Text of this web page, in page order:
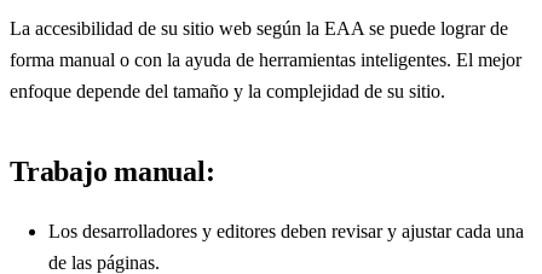
La accesibilidad de su sitio web según la EAA se puede lograr de
forma manual o con la ayuda de herramientas inteligentes. El mejor
enfoque depende del tamaño y la complejidad de su sitio.
Trabajo manual:
Los desarrolladores y editores deben revisar y ajustar cada una
de las páginas.